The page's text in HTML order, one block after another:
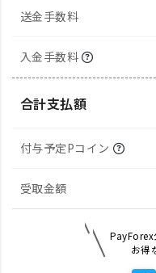
送金手数料
入金手数料
合計支払額
付与予定Pコイン
受取金額
PayForex
お得